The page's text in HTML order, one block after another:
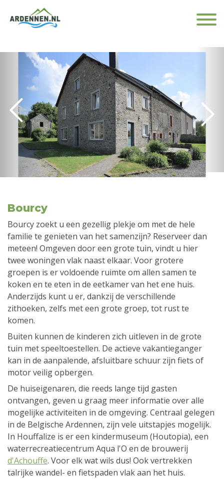
Bourcy
Bourcy zoekt u een gezellig plekje om met de hele
familie te genieten van het samenzijn? Reserveer dan
meteen! Omgeven door een grote tuin, vindt u hier
twee woningen vlak naast elkaar. Voor grotere
groepen is er voldoende ruimte om allen samen te
koken en te eten in de eetkamer van het ene huis.
Anderzijds kunt u er, dankzij de verschillende
zithoeken, zelfs met een grote groep, tot rust te
komen.
Buiten kunnen de kinderen zich uitleven in de grote
tuin met speeltoestellen. De actieve vakantieganger
kan in de aanpalende, afsluitbare schuur zijn fiets of
motor veilig opbergen.
De huiseigenaren, die reeds lange tijd gasten
ontvangen, geven u graag meer informatie over alle
mogelijke activiteiten in de omgeving. Centraal gelegen
in de Belgische Ardennen, zijn vele uitstapjes mogelijk.
In Houffalize is er een kindermuseum (Houtopia), een
waterrecreatiecentrum Aqua l'O en de brouwerij
d'Achouffe. Voor elk wat wils dus! Ook vertrekken
talrijke wandel- en fietspaden vlak aan het huis.